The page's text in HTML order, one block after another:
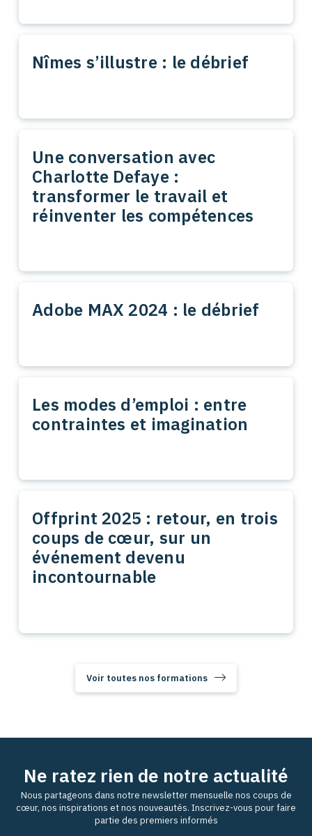
Nîmes s’illustre : le débrief
Une conversation avec
Charlotte Defaye :
transformer le travail et
réinventer les compétences
Adobe MAX 2024 : le débrief
Les modes d’emploi : entre
contraintes et imagination
Offprint 2025 : retour, en trois
coups de cœur, sur un
événement devenu
incontournable
Voir toutes nos formations
Ne ratez rien de notre actualité
Nous partageons dans notre newsletter mensuelle nos coups de
cœur, nos inspirations et nos nouveautés. Inscrivez-vous pour faire
partie des premiers informés